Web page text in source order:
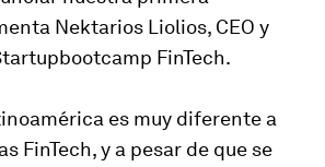
Nektarios Liolios, CEO y
FinTech.
es muy diferente a
FinTech, y a pesar de que se